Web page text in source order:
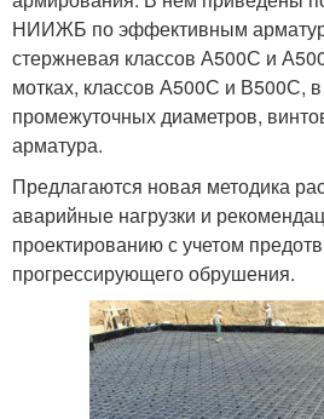
НИИЖБ по эффективным
стержневая классов А500С и
мотках, классов А500С и В500С,
промежуточных диаметров,
арматура.
Предлагаются новая методика
аварийные нагрузки и
проектированию с учетом
прогрессирующего обрушения.